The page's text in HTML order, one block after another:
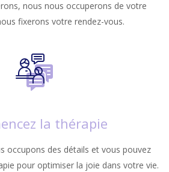
nous nous occuperons de votre
fixerons votre rendez-vous.
la thérapie
occupons des détails et vous pouvez
pour optimiser la joie dans votre vie.